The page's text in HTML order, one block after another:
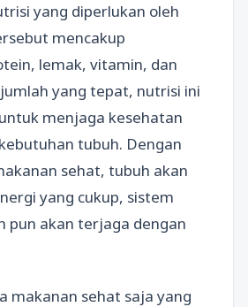
yang diperlukan oleh
mencakup
lemak, vitamin, dan
yang tepat, nutrisi ini
menjaga kesehatan
tubuh. Dengan
sehat, tubuh akan
yang cukup, sistem
pun akan terjaga dengan
makanan sehat saja yang